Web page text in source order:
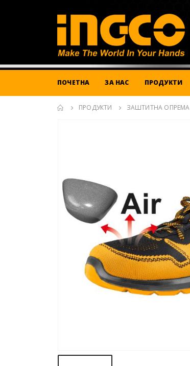
ПОЧЕТНА ЗА НАС ПРОДУКТИ
ПРОДУКТИ ЗАШТИТНА ОПРЕМА